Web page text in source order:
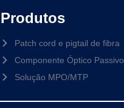
Produtos
Patch cord e pigtail de fibra
Componente Óptico Passivo
Solução MPO/MTP